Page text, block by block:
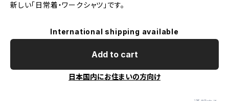
新しい「日常着・ワークシャツ」です。
International shipping available
Add to cart
日本国内にお住まいの方向け